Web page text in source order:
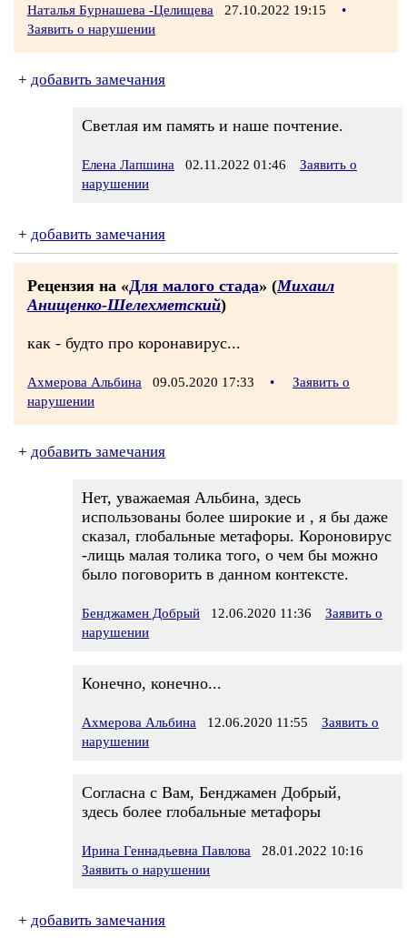
Наталья Бурнашева -Целищева 27.10.2022 19:15
•
Заявить о нарушении
+ добавить замечания
Светлая им память и наше почтение.
Елена Лапшина 02.11.2022 01:46
Заявить о
нарушении
+ добавить замечания
Рецензия на «Для малого стада» (Михаил
Анищенко-Шелехметский)
как - будто про коронавирус...
Ахмерова Альбина 09.05.2020 17:33 •
Заявить о
нарушении
+ добавить замечания
Нет, уважаемая Альбина, здесь
использованы более широкие и , я бы даже
сказал, глобальные метафоры. Короновирус
-лищь малая толика того, о чем бы можно
было поговорить в данном контексте.
Бенджамен Добрый 12.06.2020 11:36
Заявить о
нарушении
Конечно, конечно...
Ахмерова Альбина 12.06.2020 11:55
Заявить о
нарушении
Согласна с Вам, Бенджамен Добрый,
здесь более глобальные метафоры
Ирина Геннадьевна Павлова 28.01.2022 10:16
Заявить о нарушении
+ добавить замечания